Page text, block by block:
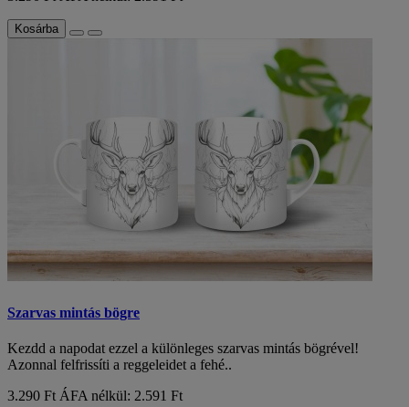
Kosárba
Szarvas mintás bögre
Kezdd a napodat ezzel a különleges szarvas mintás bögrével!
Azonnal felfrissíti a reggeleidet a fehé..
3.290 Ft ÁFA nélkül: 2.591 Ft